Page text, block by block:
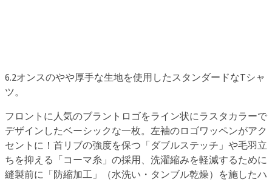
6.2オンスのやや厚手な生地を使用したスタンダードなTシャ
ツ。
フロントに人気のブラントロゴをライン状にラスタカラーで
デザインしたベーシックな一枚。左袖のロゴワッペンがアク
セントに！首リブの強度を保つ「ダブルステッチ」や毛羽立
ちを抑える「コーマ糸」の採用、洗濯縮みを軽減するために
縫製前に「防縮加工」（水洗い・タンブル乾燥）を施したハ